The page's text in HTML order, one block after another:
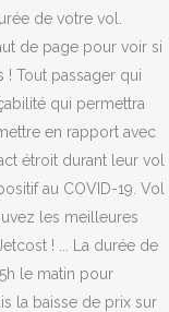
de votre vol.
de page pour voir si
! Tout passager qui
qui permettra
en rapport avec
étroit durant leur vol
au COVID-19. Vol
les meilleures
! ... La durée de
le matin pour
la baisse de prix sur